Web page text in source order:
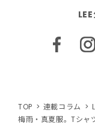
TOP 連載コラム
梅雨・真夏服。Tシャ